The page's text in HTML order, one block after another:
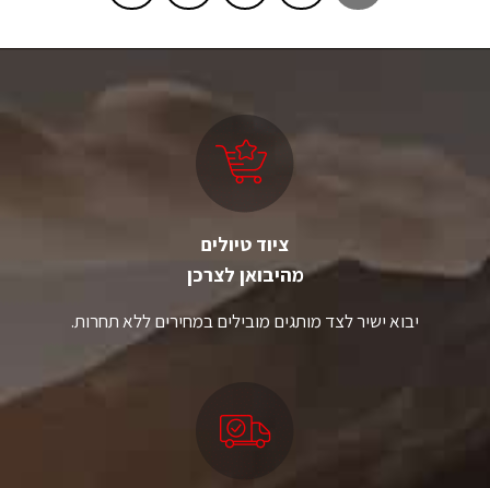
ציוד טיולים
מהיבואן לצרכן
יבוא ישיר לצד מותגים מובילים במחירים ללא תחרות.